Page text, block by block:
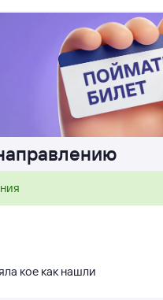
кое как нашли